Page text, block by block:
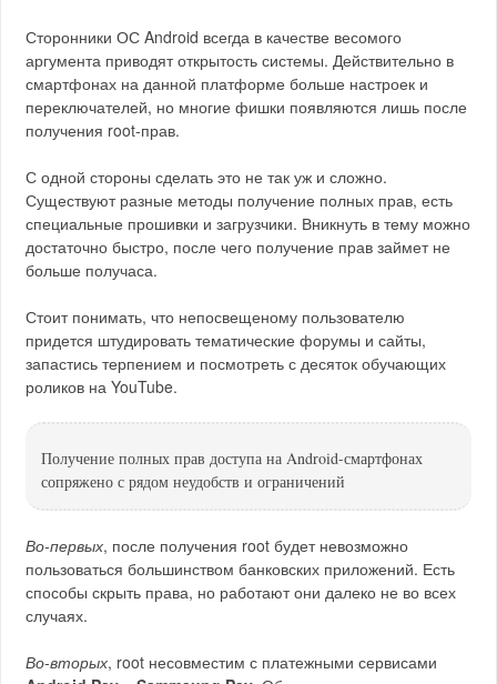
Сторонники ОС Android всегда в качестве весомого
аргумента приводят открытость системы. Действительно в
смартфонах на данной платформе больше настроек и
переключателей, но многие фишки появляются лишь после
получения root-прав.
С одной стороны сделать это не так уж и сложно.
Существуют разные методы получение полных прав, есть
специальные прошивки и загрузчики. Вникнуть в тему можно
достаточно быстро, после чего получение прав займет не
больше получаса.
Стоит понимать, что непосвещеному пользователю
придется штудировать тематические форумы и сайты,
запастись терпением и посмотреть с десяток обучающих
роликов на YouTube.
Получение полных прав доступа на Android-смартфонах
сопряжено с рядом неудобств и ограничений
Во-первых, после получения root будет невозможно
пользоваться большинством банковских приложений. Есть
способы скрыть права, но работают они далеко не во всех
случаях.
Во-вторых, root несовместим с платежными сервисами